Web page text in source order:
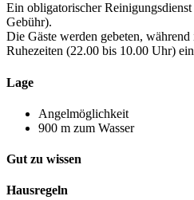
Ein obligatorischer
Gebühr).
Die Gäste werden gebeten,
Ruhezeiten (22.00 bis 10.00 Uhr)
Lage
Angelmöglichkeit
900 m zum Wasser
Gut zu wissen
Hausregeln